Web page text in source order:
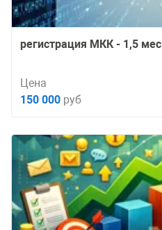
регистрация МКК - 1,5 мес
Цена
150 000 руб